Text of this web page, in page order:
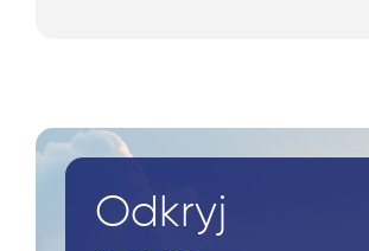
Odkryj